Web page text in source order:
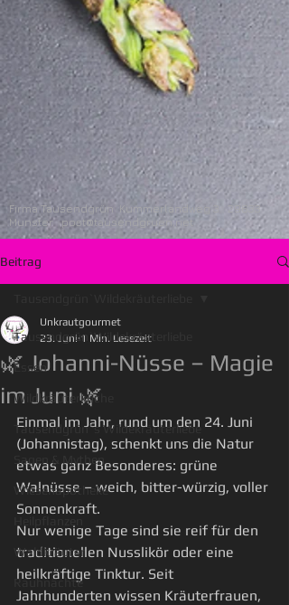
Firma Tausendgrün Kummerlandweg 3 29633
Munsterpost@tausendgruen.net
Beitrag
Tausendgrün`Wildekräuterliebe
Essen
Wildkräuterküche
Tausendgrün`s Wildekräuterliebe
Sagen & Mythen
Wiesenapotheke
Waldkräuter
Rauhnächte
🌿 Johanni-Nüsse – Magie
im Juni 🌿
Unkrautgourmet
23. Juni 1 Min. Lesezeit
Einmal im Jahr, rund um den 24. Juni
(Johannistag), schenkt uns die Natur
etwas ganz Besonderes: grüne
Walnüsse – weich, bitter-würzig, voller
Sonnenkraft.
Nur wenige Tage sind sie reif für den
traditionellen Nusslikör oder eine
heilkräftige Tinktur. Seit
Jahrhunderten wissen Kräuterfrauen,